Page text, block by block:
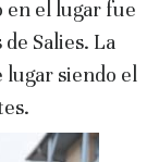
en el lugar fue
Salies. La
lugar siendo el